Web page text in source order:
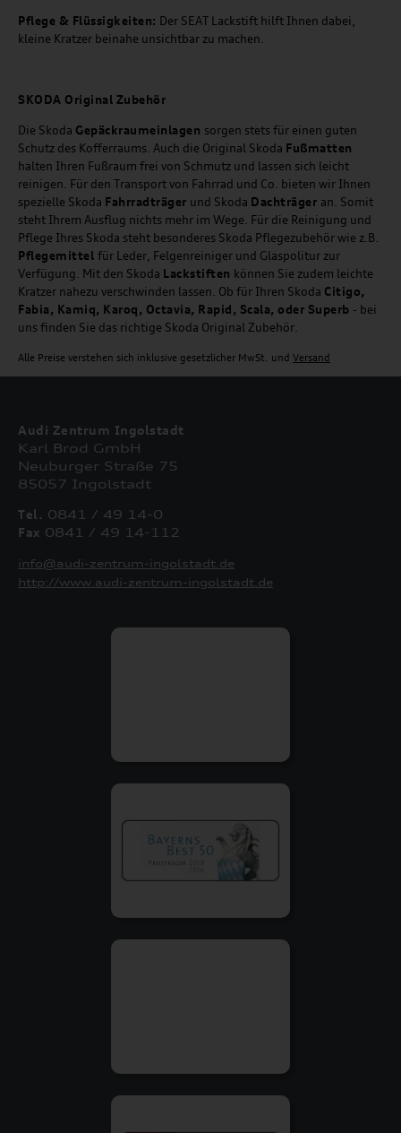
Pflege & Flüssigkeiten: Der SEAT Lackstift hilft Ihnen dabei,
kleine Kratzer beinahe unsichtbar zu machen.
SKODA Original Zubehör
Die Skoda Gepäckraumeinlagen sorgen stets für einen guten
Schutz des Kofferraums. Auch die Original Skoda Fußmatten
halten Ihren Fußraum frei von Schmutz und lassen sich leicht
reinigen. Für den Transport von Fahrrad und Co. bieten wir Ihnen
spezielle Skoda Fahrradträger und Skoda Dachträger an. Somit
steht Ihrem Ausflug nichts mehr im Wege. Für die Reinigung und
Pflege Ihres Skoda steht besonderes Skoda Pflegezubehör wie z.B.
Pflegemittel für Leder, Felgenreiniger und Glaspolitur zur
Verfügung. Mit den Skoda Lackstiften können Sie zudem leichte
Kratzer nahezu verschwinden lassen. Ob für Ihren Skoda Citigo,
Fabia, Kamiq, Karoq, Octavia, Rapid, Scala, oder Superb - bei
uns finden Sie das richtige Skoda Original Zubehör.
Alle Preise verstehen sich inklusive gesetzlicher MwSt. und Versand
Audi Zentrum Ingolstadt
Karl Brod GmbH
Neuburger Straße 75
85057 Ingolstadt
Tel. 0841 / 49 14-0
Fax 0841 / 49 14-112
info@audi-zentrum-ingolstadt.de
http://www.audi-zentrum-ingolstadt.de